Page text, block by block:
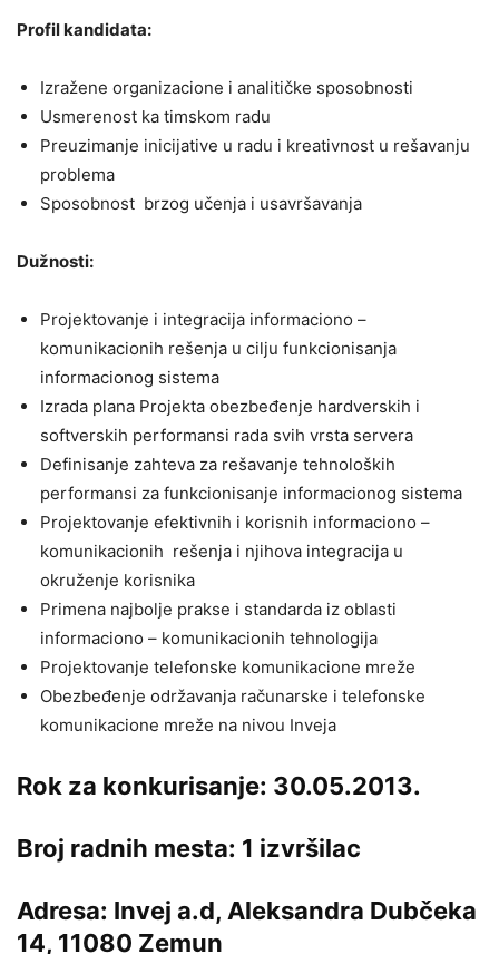
Profil kandidata:
Izražene organizacione i analitičke sposobnosti
Usmerenost ka timskom radu
Preuzimanje inicijative u radu i kreativnost u rešavanju
problema
Sposobnost brzog učenja i usavršavanja
Dužnosti:
Projektovanje i integracija informaciono –
komunikacionih rešenja u cilju funkcionisanja
informacionog sistema
Izrada plana Projekta obezbeđenje hardverskih i
softverskih performansi rada svih vrsta servera
Definisanje zahteva za rešavanje tehnoloških
performansi za funkcionisanje informacionog sistema
Projektovanje efektivnih i korisnih informaciono –
komunikacionih rešenja i njihova integracija u
okruženje korisnika
Primena najbolje prakse i standarda iz oblasti
informaciono – komunikacionih tehnologija
Projektovanje telefonske komunikacione mreže
Obezbeđenje održavanja računarske i telefonske
komunikacione mreže na nivou Inveja
Rok za konkurisanje: 30.05.2013.
Broj radnih mesta: 1 izvršilac
Adresa: Invej a.d, Aleksandra Dubčeka
14, 11080 Zemun